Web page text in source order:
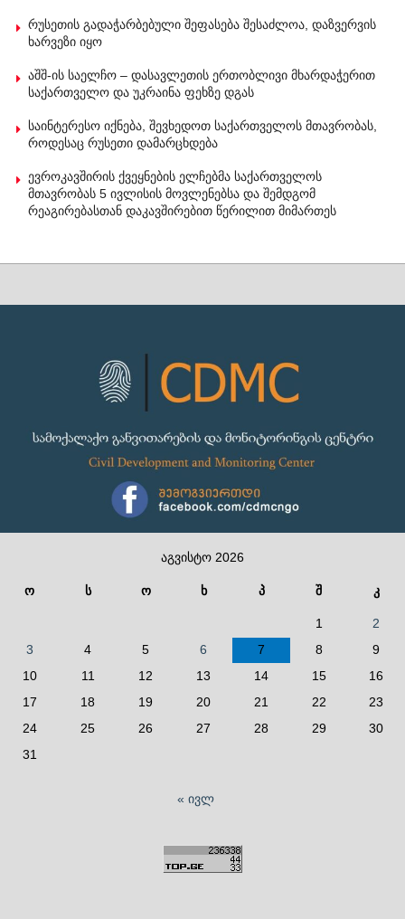
რუსეთის გადაჭარბებული შეფასება შესაძლოა, დაზვერვის
ხარვეზი იყო
აშშ-ის საელჩო – დასავლეთის ერთობლივი მხარდაჭერით
საქართველო და უკრაინა ფეხზე დგას
საინტერესო იქნება, შევხედოთ საქართველოს მთავრობას,
როდესაც რუსეთი დამარცხდება
ევროკავშირის ქვეყნების ელჩებმა საქართველოს
მთავრობას 5 ივლისის მოვლენებსა და შემდგომ
რეაგირებასთან დაკავშირებით წერილით მიმართეს
აგვისტო 2026
ო ს ო ხ პ შ კ
1
2
3
4 5 6 7 8
9
10
11 12 13 14 15
16
17
18 19 20 21 22
23
24
25 26 27 28 29
30
31
« ივლ